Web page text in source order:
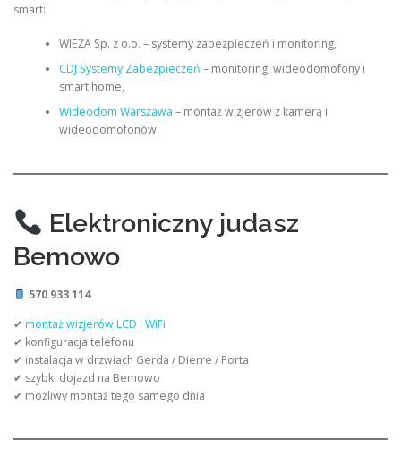
smart:
WIEŻA Sp. z o.o. – systemy zabezpieczeń i monitoring,
CDJ Systemy Zabezpieczeń – monitoring, wideodomofony i
smart home,
Wideodom Warszawa – montaż wizjerów z kamerą i
wideodomofonów.
Elektroniczny judasz
Bemowo
570 933 114
✔ montaż wizjerów LCD i WiFi
✔ konfiguracja telefonu
✔ instalacja w drzwiach Gerda / Dierre / Porta
✔ szybki dojazd na Bemowo
✔ możliwy montaż tego samego dnia